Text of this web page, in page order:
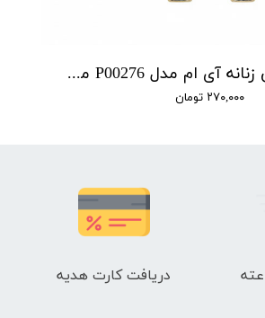
گوشواره میخی زنانه آی ام مدل P00276 مجموعه دو عددی
۲۷۰,۰۰۰ تومان
دریافت کارت هدیه